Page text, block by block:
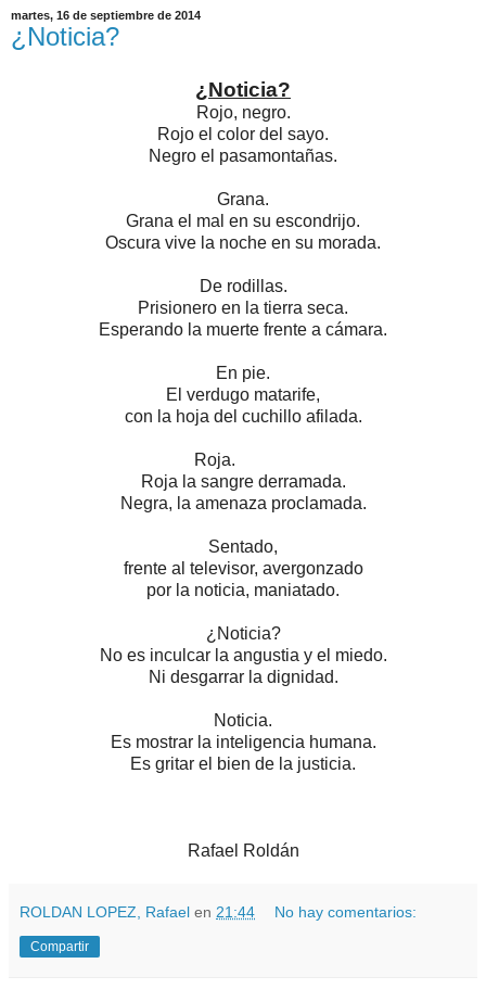
martes, 16 de septiembre de 2014
¿Noticia?
¿Noticia?
Rojo, negro.
Rojo el color del sayo.
Negro el pasamontañas.
Grana.
Grana el mal en su escondrijo.
Oscura vive la noche en su morada.
De rodillas.
Prisionero en la tierra seca.
Esperando la muerte frente a cámara.
En pie.
El verdugo matarife,
con la hoja del cuchillo afilada.
Roja.
Roja la sangre derramada.
Negra, la amenaza proclamada.
Sentado,
frente al televisor, avergonzado
por la noticia, maniatado.
¿Noticia?
No es inculcar la angustia y el miedo.
Ni desgarrar la dignidad.
Noticia.
Es mostrar la inteligencia humana.
Es gritar el bien de la justicia.
Rafael Roldán
ROLDAN LOPEZ, Rafael en 21:44 No hay comentarios:
Compartir